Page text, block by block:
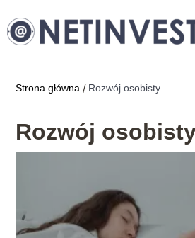
Strona główna / Rozwój osobisty
Rozwój